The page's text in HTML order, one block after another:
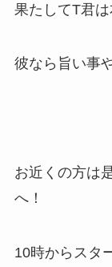
果たしてT君
彼なら旨い事
お近くの方は
へ！
10時からスタ